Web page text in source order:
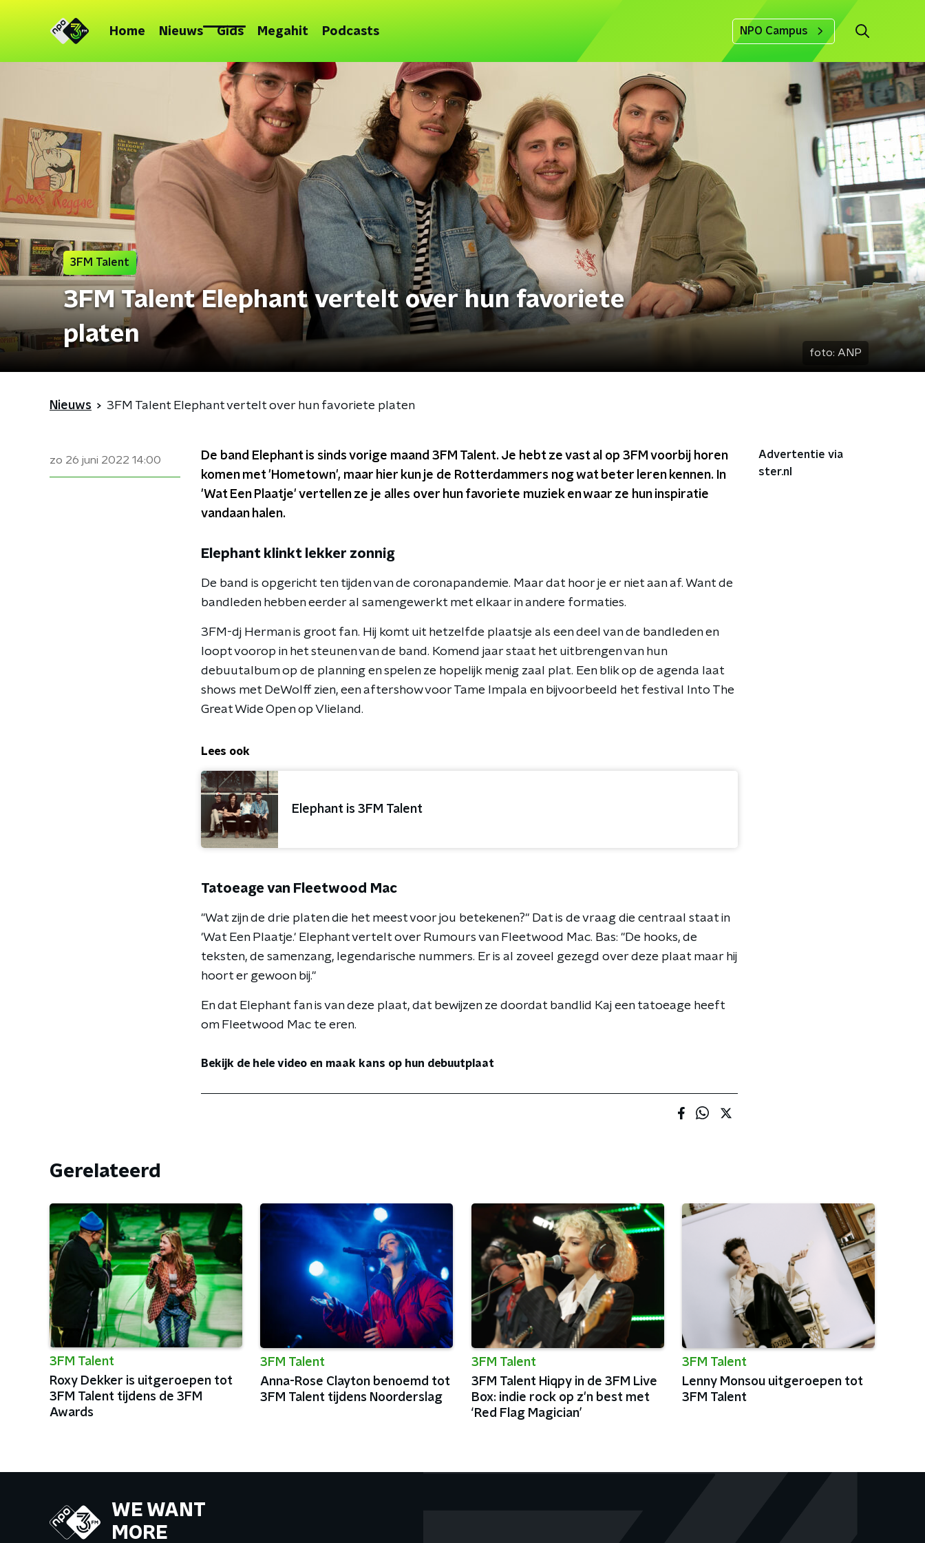
Home Nieuws Gids Megahit Podcasts NPO Campus
3FM Talent
3FM Talent Elephant vertelt over hun favoriete
platen
foto: ANP
Nieuws 3FM Talent Elephant vertelt over hun favoriete platen
zo 26 juni 2022 14:00
De band Elephant is sinds vorige maand 3FM Talent. Je hebt ze vast al op 3FM voorbij horen
komen met 'Hometown', maar hier kun je de Rotterdammers nog wat beter leren kennen. In
'Wat Een Plaatje' vertellen ze je alles over hun favoriete muziek en waar ze hun inspiratie
vandaan halen.
Elephant klinkt lekker zonnig
De band is opgericht ten tijden van de coronapandemie. Maar dat hoor je er niet aan af. Want de
bandleden hebben eerder al samengewerkt met elkaar in andere formaties.
3FM-dj Herman is groot fan. Hij komt uit hetzelfde plaatsje als een deel van de bandleden en
loopt voorop in het steunen van de band. Komend jaar staat het uitbrengen van hun
debuutalbum op de planning en spelen ze hopelijk menig zaal plat. Een blik op de agenda laat
shows met DeWolff zien, een aftershow voor Tame Impala en bijvoorbeeld het festival Into The
Great Wide Open op Vlieland.
Lees ook
Elephant is 3FM Talent
Tatoeage van Fleetwood Mac
"Wat zijn de drie platen die het meest voor jou betekenen?" Dat is de vraag die centraal staat in
'Wat Een Plaatje.' Elephant vertelt over Rumours van Fleetwood Mac. Bas: "De hooks, de
teksten, de samenzang, legendarische nummers. Er is al zoveel gezegd over deze plaat maar hij
hoort er gewoon bij."
En dat Elephant fan is van deze plaat, dat bewijzen ze doordat bandlid Kaj een tatoeage heeft
om Fleetwood Mac te eren.
Bekijk de hele video en maak kans op hun debuutplaat
Advertentie via
ster.nl
Gerelateerd
3FM Talent
Roxy Dekker is uitgeroepen tot
3FM Talent tijdens de 3FM
Awards
3FM Talent
Anna-Rose Clayton benoemd tot
3FM Talent tijdens Noorderslag
3FM Talent
3FM Talent Hiqpy in de 3FM Live
Box: indie rock op z'n best met
‘Red Flag Magician’
3FM Talent
Lenny Monsou uitgeroepen tot
3FM Talent
WE WANT
MORE